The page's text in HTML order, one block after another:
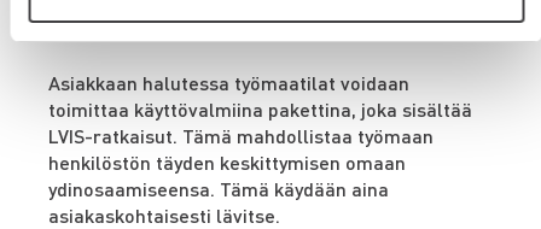
LVIS
Asiakkaan halutessa työmaatilat voidaan
toimittaa käyttövalmiina pakettina, joka sisältää
LVIS-ratkaisut. Tämä mahdollistaa työmaan
henkilöstön täyden keskittymisen omaan
ydinosaamiseensa. Tämä käydään aina
asiakaskohtaisesti lävitse.